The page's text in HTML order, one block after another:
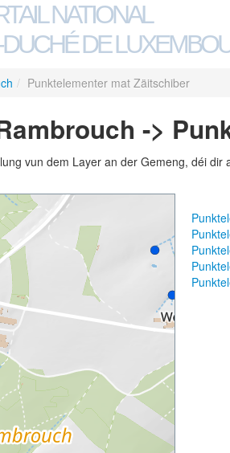
NATIONAL
DE
/ Punktelementer mat Zäitschiber
->
vun dem Layer an der Gemeng, déi